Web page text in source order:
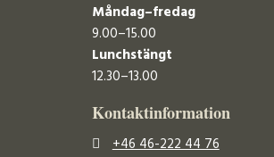
Måndag–fredag
9.00–15.00
Lunchstängt
12.30–13.00
Kontaktinformation
+46 46-222 44 76